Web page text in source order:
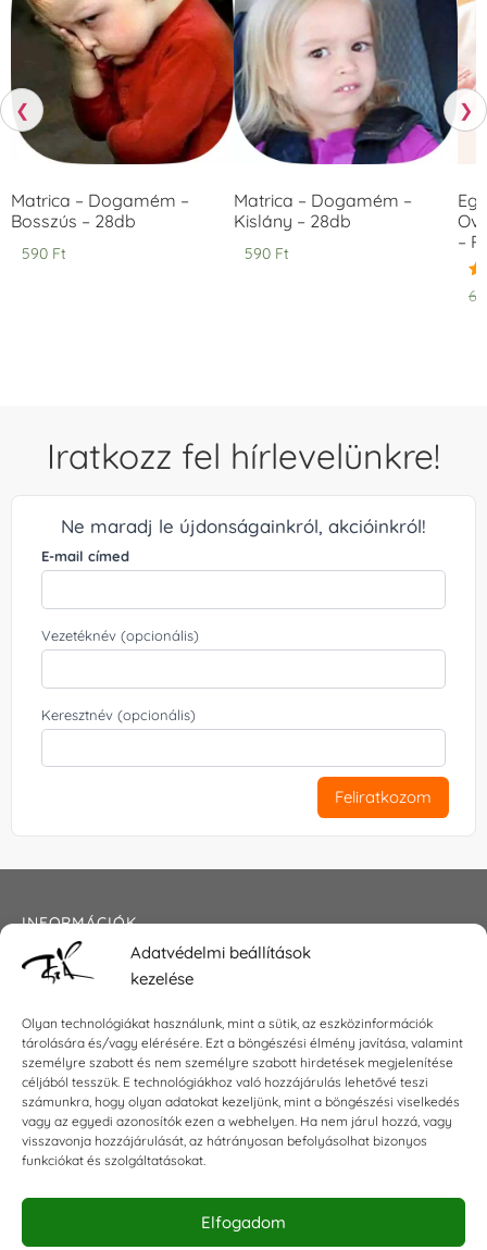
Adatvédelmi beállítások
kezelése
Olyan technológiákat használunk, mint a sütik, az eszközinformációk
tárolására és/vagy elérésére. Ezt a böngészési élmény javítása, valamint
személyre szabott és nem személyre szabott hirdetések megjelenítése
céljából tesszük. E technológiákhoz való hozzájárulás lehetővé teszi
számunkra, hogy olyan adatokat kezeljünk, mint a böngészési viselkedés
vagy az egyedi azonosítók ezen a webhelyen. Ha nem járul hozzá, vagy
visszavonja hozzájárulását, az hátrányosan befolyásolhat bizonyos
funkciókat és szolgáltatásokat.
Elfogadom
❮
Matrica – Dogamém –
Bosszús – 28db
590 Ft
Matrica – Dogamém –
Kislány – 28db
590 Ft
–
❯
Iratkozz fel hírlevelünkre!
Ne maradj le újdonságainkról, akcióinkról!
E-mail címed
Vezetéknév (opcionális)
Keresztnév (opcionális)
Feliratkozom
INFORMÁCIÓK
Általános szerződési feltételek
Impresszum
KAPCSOLAT
E-mail:shop@torokszilvi.com
Telefon: +36 30 6767872
KÖZÖSSÉGI